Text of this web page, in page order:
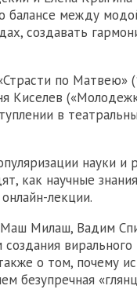
балансе между
создавать
по Матвею»
Киселев
в
науки и
как научные
лекции.
Милаш, Вадим
вирального
о том, почему
безупречная